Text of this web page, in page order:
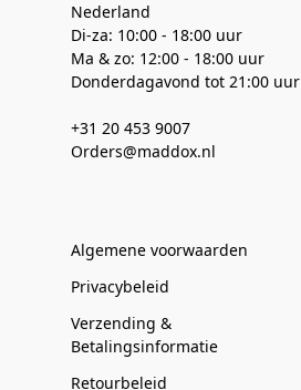
Nederland
Di-za: 10:00 - 18:00 uur
Ma & zo: 12:00 - 18:00 uur
Donderdagavond tot 21:00 uur
+31 20 453 9007
Orders@maddox.nl
Algemene voorwaarden
Privacybeleid
Verzending &
Betalingsinformatie
Retourbeleid